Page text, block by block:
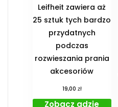
Leifheit zawiera aż
25 sztuk tych bardzo
przydatnych
podczas
rozwieszania prania
akcesoriów
19,00 zł
Zobacz gdzie